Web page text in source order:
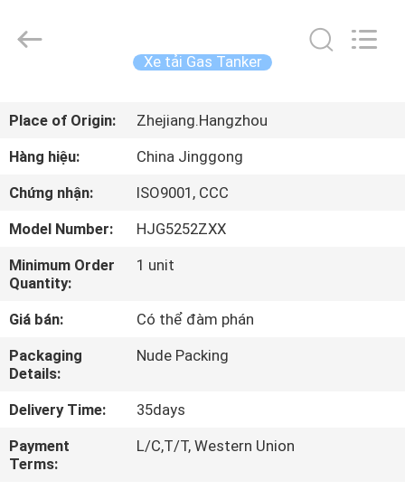
CHỦ
CÁC
SẢN
CHÚNG
TÔI
THAM
QUAN
2026
HANGZHOU
Rights
Xe tải Gas Tanker
Place of Origin:
Zhejiang.Hangzhou
Hàng hiệu:
China Jinggong
Chứng nhận:
ISO9001, CCC
Model Number:
HJG5252ZXX
Minimum Order
Quantity:
1 unit
Giá bán:
Có thể đàm phán
Packaging
Details:
Nude Packing
Delivery Time:
35days
Payment
Terms:
L/C,T/T, Western Union